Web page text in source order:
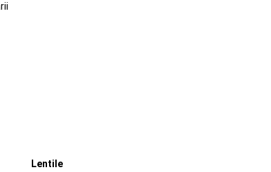
Lentile